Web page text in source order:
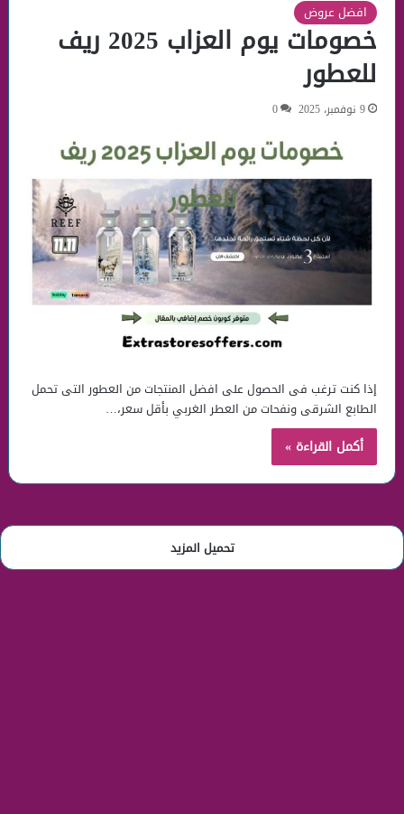
افضل عروض
خصومات يوم العزاب 2025 ريف
للعطور
9 نوفمبر، 2025 0
إذا كنت ترغب فى الحصول على افضل المنتجات من العطور التى تحمل
الطابع الشرقى ونفحات من العطر الغربي بأقل سعر،…
أكمل القراءة »
تحميل المزيد